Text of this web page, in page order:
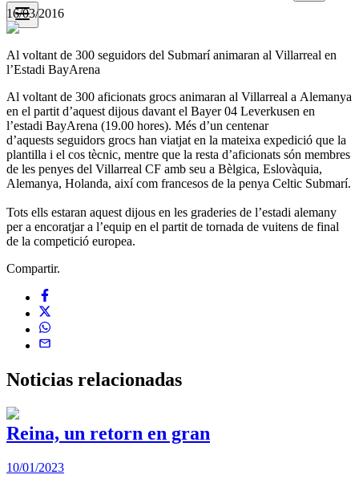
16/03/2016
Al voltant de 300 seguidors del Submarí animaran al Villarreal en
l’Estadi BayArena
Al voltant de 300 aficionats grocs animaran al Villarreal a Alemanya
en el partit d’aquest dijous davant el Bayer 04 Leverkusen en
l’estadi BayArena (19.00 hores). Més d’un centenar
d’aquests seguidors grocs han viatjat en la mateixa expedició que la
plantilla i el cos tècnic, mentre que la resta d’aficionats són membres
de les penyes del Villarreal CF amb seu a Bèlgica, Eslovàquia,
Alemanya, Holanda, així com francesos de la penya Celtic Submarí.
Tots ells estaran aquest dijous en les graderies de l’estadi alemany
per a encoratjar a l’equip en el partit de tornada de vuitens de final
de la competició europea.
Compartir.
Noticias relacionadas
Reina, un retorn en gran
10/01/2023